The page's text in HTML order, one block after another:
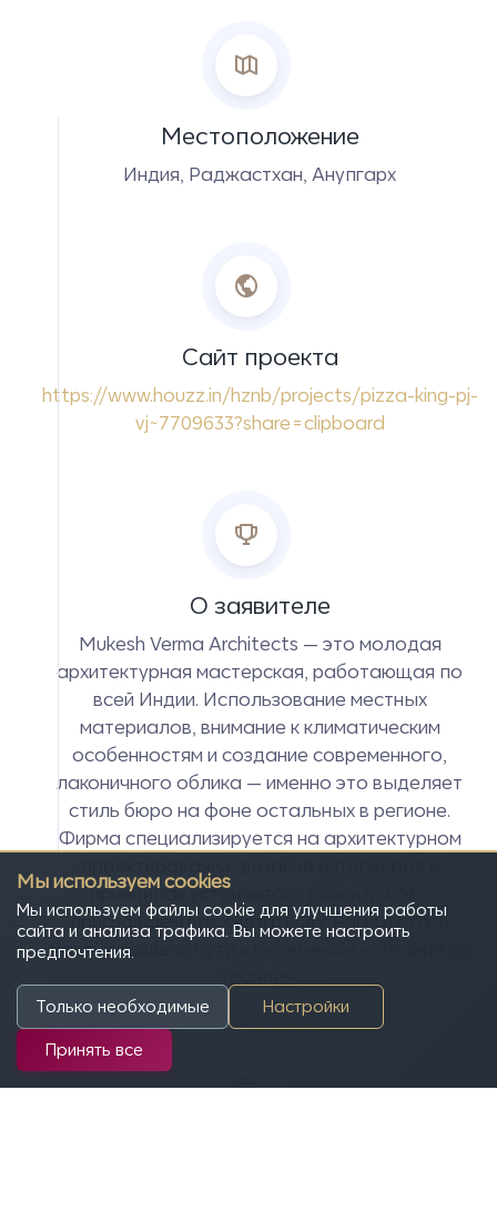
Местоположение
Индия, Раджастхан, Анупгарх
Сайт проекта
https://www.houzz.in/hznb/projects/pizza-king-pj-
vj~7709633?share=clipboard
О заявителе
Mukesh Verma Architects — это молодая
архитектурная мастерская, работающая по
всей Индии. Использование местных
материалов, внимание к климатическим
особенностям и создание современного,
лаконичного облика — именно это выделяет
стиль бюро на фоне остальных в регионе.
Фирма специализируется на архитектурном
принципах устойчивого развития. Мы
приглашаем вас связаться с нами и стать
частью нашего пути к переменам — здание за
Мы используем cookies
Мы используем файлы cookie для улучшения работы
сайта и анализа трафика. Вы можете настроить
предпочтения.
Только необходимые Настройки
Принять все